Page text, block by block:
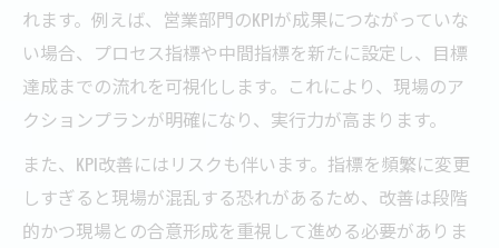
れます。例えば、営業部門のKPIが成果につながっていな
い場合、プロセス指標や中間指標を新たに設定し、目標
達成までの流れを可視化します。これにより、現場のア
クションプランが明確になり、実行力が高まります。
また、KPI改善にはリスクも伴います。指標を頻繁に変更
しすぎると現場が混乱する恐れがあるため、改善は段階
的かつ現場との合意形成を重視して進める必要がありま